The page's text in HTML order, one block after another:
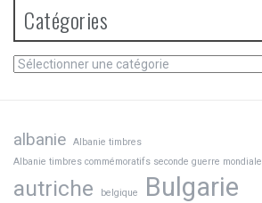
Catégories
Catégories
albanie
Albanie timbres
Albanie timbres commémoratifs seconde guerre mondiale
autriche belgique Bulgarie